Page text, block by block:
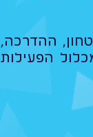
ההדרכה,
הפעילות